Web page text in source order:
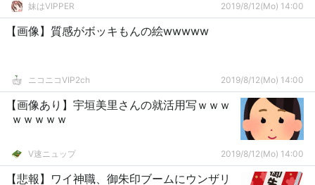
妹はVIPPER 2019/8/12(Mo) 14:00
【画像】質感がボッキもんの絵wwwww
ニコニコVIP2ch 2019/8/12(Mo) 14:00
【画像あり】宇垣美里さんの就活用写ｗｗｗ
ｗｗｗｗｗ
V速ニュップ 2019/8/12(Mo) 14:00
【悲報】ワイ神職、御朱印ブームにウンザリ